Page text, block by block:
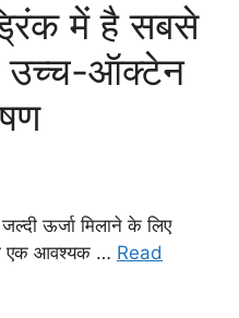
में है सबसे
उच्च-ऑक्टेन
ऊर्जा मिलाने के लिए
एक आवश्यक … Read